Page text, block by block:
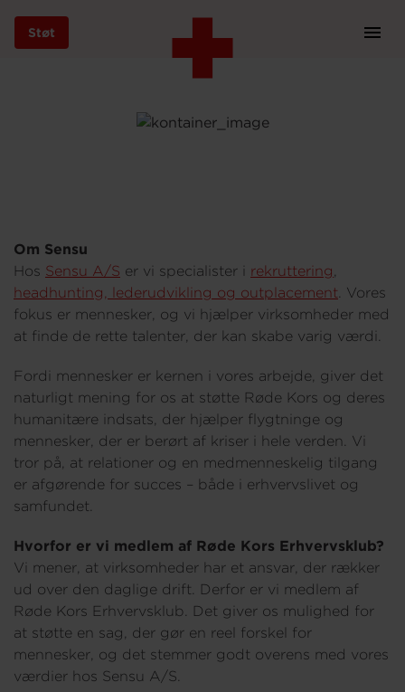
Støt
Bliv frivillig
Vores indsatser
Genbrug
Om os
Om Sensu
Hos Sensu A/S er vi specialister i rekruttering,
headhunting, lederudvikling og outplacement. Vores
fokus er mennesker, og vi hjælper virksomheder med
at finde de rette talenter, der kan skabe varig værdi.
Fordi mennesker er kernen i vores arbejde, giver det
naturligt mening for os at støtte Røde Kors og deres
humanitære indsats, der hjælper flygtninge og
mennesker, der er berørt af kriser i hele verden. Vi
tror på, at relationer og en medmenneskelig tilgang
er afgørende for succes – både i erhvervslivet og
samfundet.
Hvorfor er vi medlem af Røde Kors Erhvervsklub?
Vi mener, at virksomheder har et ansvar, der rækker
ud over den daglige drift. Derfor er vi medlem af
Røde Kors Erhvervsklub. Det giver os mulighed for
at støtte en sag, der gør en reel forskel for
mennesker, og det stemmer godt overens med vores
værdier hos Sensu A/S.